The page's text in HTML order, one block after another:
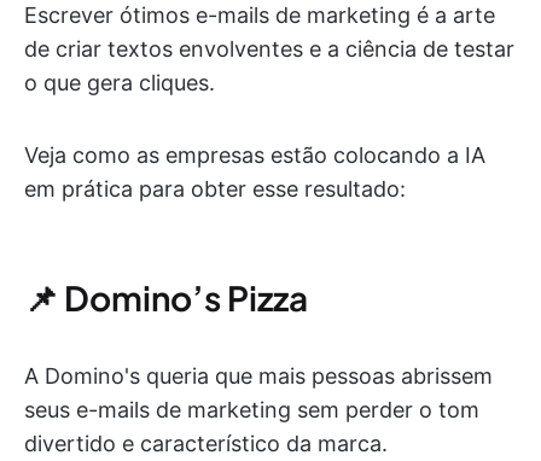
Escrever ótimos e-mails de marketing é a arte
de criar textos envolventes e a ciência de testar
o que gera cliques.
Veja como as empresas estão colocando a IA
em prática para obter esse resultado:
📌 Domino’s Pizza
A Domino's queria que mais pessoas abrissem
seus e-mails de marketing sem perder o tom
divertido e característico da marca.